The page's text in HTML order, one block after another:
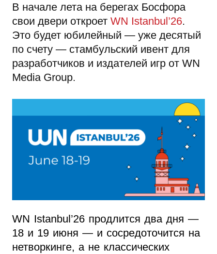
В начале лета на берегах Босфора
свои двери откроет WN Istanbul’26.
Это будет юбилейный — уже десятый
по счету — стамбульский ивент для
разработчиков и издателей игр от WN
Media Group.
WN Istanbul’26 продлится два дня —
18 и 19 июня — и сосредоточится на
нетворкинге, а не классических